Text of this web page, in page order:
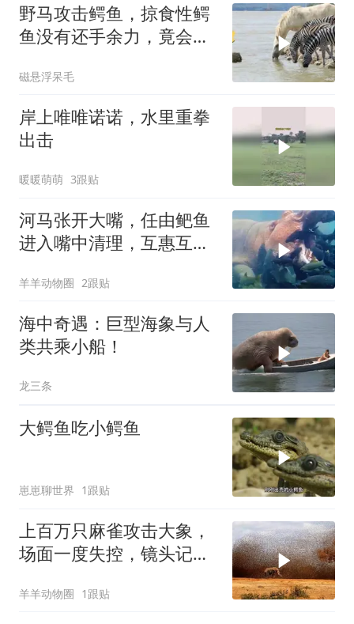
野马攻击鳄鱼，掠食性鳄
鱼没有还手余力，竟会发
磁悬浮呆毛
岸上唯唯诺诺，水里重拳
出击
暖暖萌萌 3跟贴
河马张开大嘴，任由鲃鱼
进入嘴中清理，互惠互利
羊羊动物圈 2跟贴
海中奇遇：巨型海象与人
类共乘小船！
龙三条
大鳄鱼吃小鳄鱼
崽崽聊世界 1跟贴
上百万只麻雀攻击大象，
场面一度失控，镜头记录
羊羊动物圈 1跟贴